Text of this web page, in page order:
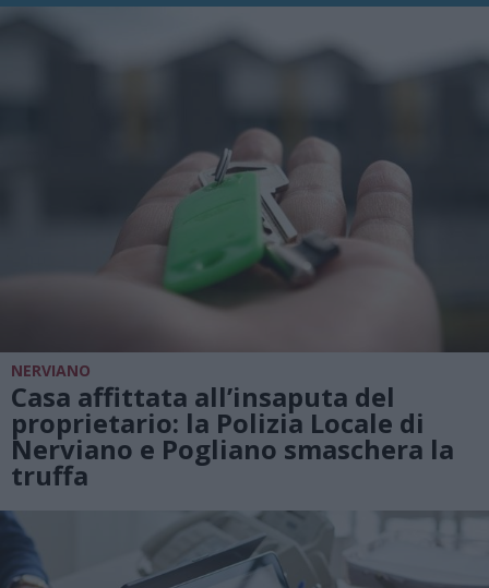
NERVIANO
Casa affittata all’insaputa del
proprietario: la Polizia Locale di
Nerviano e Pogliano smaschera la
truffa